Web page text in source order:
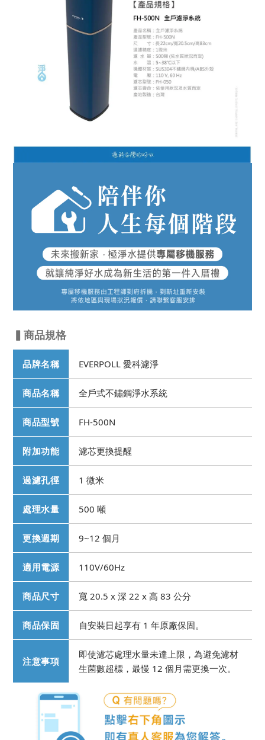
▍商品規格
品牌名稱 EVERPOLL 愛科濾淨
商品名稱 全戶式不鏽鋼淨水系統
商品型號 FH-500N
附加功能 濾芯更換提醒
過濾孔徑 1 微米
處理水量 500 噸
更換週期 9~12 個月
適用電源 110V/60Hz
商品尺寸 寬 20.5 x 深 22 x 高 83 公分
商品保固 自安裝日起享有 1 年原廠保固。
注意事項
即使濾芯處理水量未達上限，為避免濾材
生菌數超標，最慢 12 個月需更換一次。